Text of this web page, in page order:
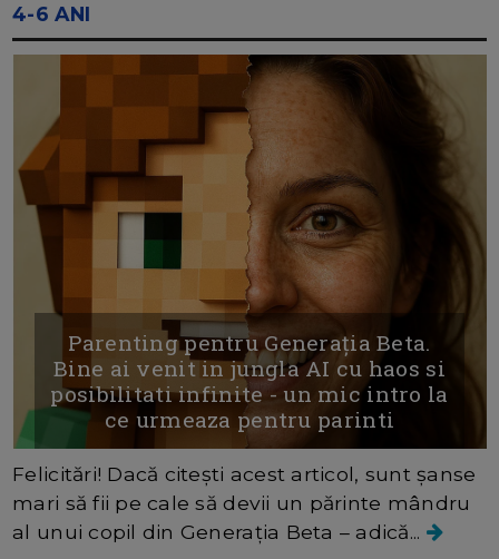
4-6 ANI
Parenting pentru Generaţia Beta.
Bine ai venit in jungla AI cu haos si
posibilitati infinite - un mic intro la
ce urmeaza pentru parinti
Felicitări! Dacă citești acest articol, sunt șanse
mari să fii pe cale să devii un părinte mândru
al unui copil din Generația Beta – adică...